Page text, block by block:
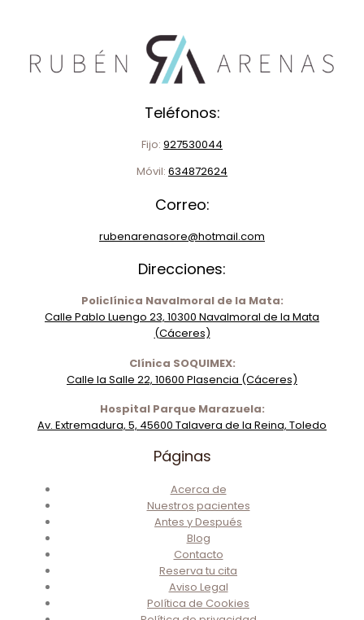
Teléfonos:
Fijo: 927530044
Móvil: 634872624
Correo:
rubenarenasore@hotmail.com
Direcciones:
Policlínica Navalmoral de la Mata:
Calle Pablo Luengo 23, 10300 Navalmoral de la Mata
(Cáceres)
Clínica SOQUIMEX:
Calle la Salle 22, 10600 Plasencia (Cáceres)
Hospital Parque Marazuela:
Av. Extremadura, 5, 45600 Talavera de la Reina, Toledo
Páginas
Acerca de
Nuestros pacientes
Antes y Después
Blog
Contacto
Reserva tu cita
Aviso Legal
Política de Cookies